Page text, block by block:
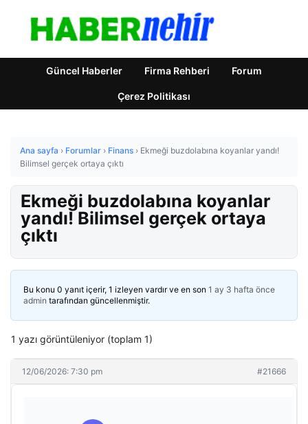
Güncel Haberler Firma Rehberi Forum
Çerez Politikası
Ana sayfa › Forumlar › Finans › Ekmeği buzdolabına koyanlar yandı!
Bilimsel gerçek ortaya çıktı
Ekmeği buzdolabına koyanlar
yandı! Bilimsel gerçek ortaya
çıktı
Bu konu 0 yanıt içerir, 1 izleyen vardır ve en son 1 ay 3 hafta önce
admin tarafından güncellenmiştir.
1 yazı görüntüleniyor (toplam 1)
12/06/2026: 7:30 pm #21666